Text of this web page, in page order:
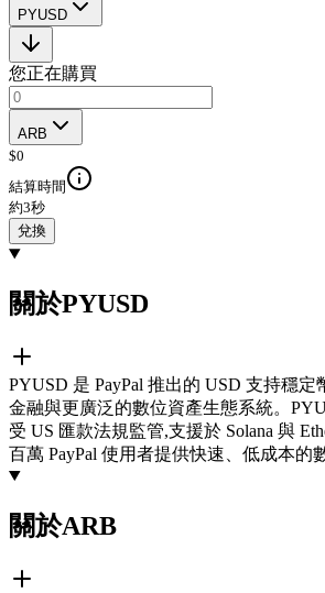
PYUSD
您正在購買
ARB
$0
結算時間
約3秒
兌換
關於PYUSD
PYUSD 是 PayPal 推出的 USD 支持穩
金融與更廣泛的數位資產生態系統。
受 US 匯款法規監管,支援於 Solana 與
百萬 PayPal 使用者提供快速、低成本的
關於ARB